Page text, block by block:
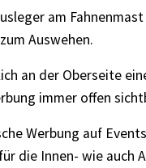
am
Auswehen.
an der Oberseite
immer offen
Werbung auf
die Innen- wie auch